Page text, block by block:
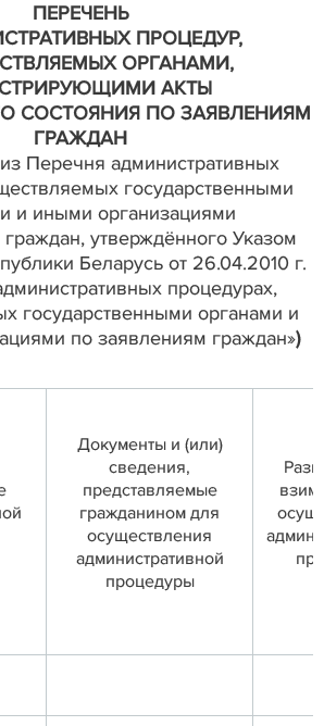
ПЕРЕЧЕНЬ
ПРОЦЕДУР,
ОРГАНАМИ,
АКТЫ
СОСТОЯНИЯ ПО ЗАЯВЛЕНИЯМ
ГРАЖДАН
Перечня административных
государственными
и иными организациями
утверждённого Указом
Беларусь от 26.04.2010 г.
процедурах,
государственными органами и
по заявлениям граждан»)
Документы и (или)
сведения,
представляемые
гражданином для
осуществления
административной
процедуры